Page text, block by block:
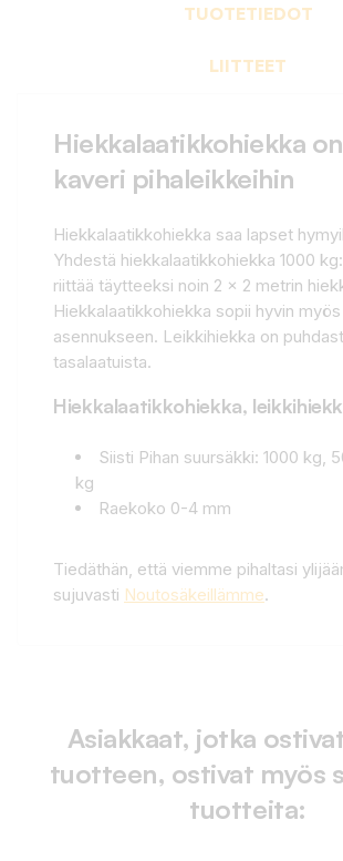
TUOTETIEDOT
LIITTEET
Hiekkalaatikkohiekka
kaveri pihaleikkeihin
Hiekkalaatikkohiekka saa lapset
Yhdestä hiekkalaatikkohiekka 1000
riittää täytteeksi noin 2 x 2 metrin
Hiekkalaatikkohiekka sopii hyvin
asennukseen. Leikkihiekka on
tasalaatuista.
Hiekkalaatikkohiekka,
Siisti Pihan suursäkki: 1000 kg,
kg
Raekoko 0-4 mm
Tiedäthän, että viemme pihaltasi
sujuvasti Noutosäkeillämme.
Asiakkaat, jotka
tuotteen, ostivat myös
tuotteita: